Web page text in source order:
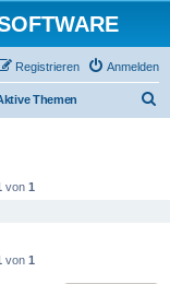
Anmelden
Registrieren
Themen
von 1
von 1